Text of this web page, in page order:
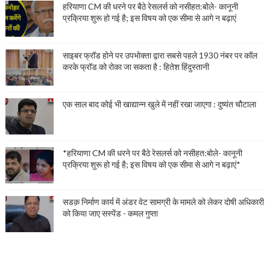
हरियाणा CM की धरने पर बैठे रेसलर्स को नसीहत:बोले- कानूनी
प्रक्रिया शुरू हो गई है; इस विषय को एक सीमा से आगे न बढ़ाएं
साइबर फ्रॉड होने पर उपभोक्ता द्वारा सबसे पहले 1930 नंबर पर कॉल
करके फ्रॉड को रोका जा सकता है : हितेश हिंदुस्तानी
एक साल बाद कोई भी खाद्यान्न खुले में नहीं रखा जाएगा : दुष्यंत चौटाला
*हरियाणा CM की धरने पर बैठे रेसलर्स को नसीहत:बोले- कानूनी
प्रक्रिया शुरू हो गई है; इस विषय को एक सीमा से आगे न बढ़ाएं*
सडक़ निर्माण कार्य में अंडर वेट सामग्री के मामले को लेकर दोषी अधिकारी
को किया जाए सस्पेंड - कमल गुप्ता